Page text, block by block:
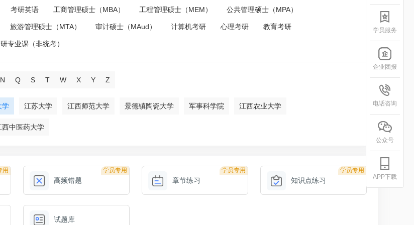
考研英语 工商管理硕士（MBA） 工程管理硕士（MEM） 公共管理硕士（MPA）
旅游管理硕士（MTA） 审计硕士（MAud） 计算机考研 心理考研 教育考研
专业课（非统考）
N Q S T W X Y Z
学 江苏大学 江西师范大学 景德镇陶瓷大学 军事科学院 江西农业大学
西中医药大学
用 学员专用
高频错题
学员专用
章节练习
学员专用
知识点练习
试题库
学员服务
企业团报
电话咨询
公众号
APP下载